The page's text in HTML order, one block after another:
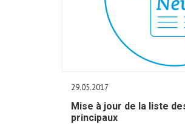
29.05.2017
Mise à jour de la liste
principaux